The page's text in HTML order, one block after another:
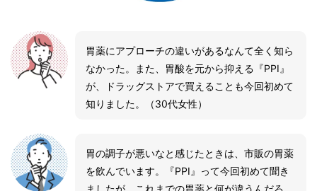
胃薬にアプローチの違いがあるなんて全く知ら
なかった。また、胃酸を元から抑える『PPI』
が、ドラッグストアで買えることも今回初めて
知りました。（30代女性）
胃の調子が悪いなと感じたときは、市販の胃薬
を飲んでいます。『PPI』って今回初めて聞き